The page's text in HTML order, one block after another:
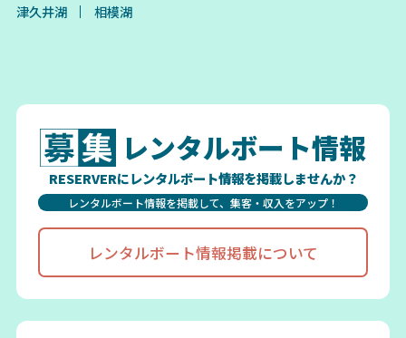
津久井湖 相模湖
レンタルボート情報
RESERVERにレンタルボート情報を掲載しませんか？
レンタルボート情報を掲載して、集客・収入をアップ！
レンタルボート情報掲載について